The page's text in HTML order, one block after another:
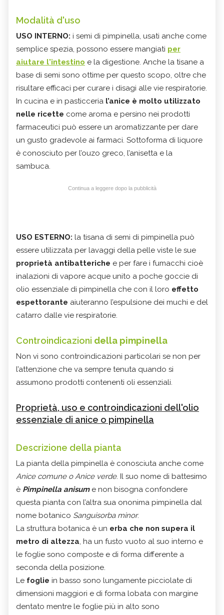
Modalità d'uso
USO INTERNO: i semi di pimpinella, usati anche come
semplice spezia, possono essere mangiati per
aiutare l'intestino e la digestione. Anche la tisane a
base di semi sono ottime per questo scopo, oltre che
risultare efficaci per curare i disagi alle vie respiratorie.
In cucina e in pasticceria l’anice è molto utilizzato
nelle ricette come aroma e persino nei prodotti
farmaceutici può essere un aromatizzante per dare
un gusto gradevole ai farmaci. Sottoforma di liquore
è conosciuto per l’ouzo greco, l’anisetta e la
sambuca.
Continua a leggere dopo la pubblicità
USO ESTERNO: la tisana di semi di pimpinella può
essere utilizzata per lavaggi della pelle viste le sue
proprietà antibatteriche e per fare i fumacchi cioè
inalazioni di vapore acque unito a poche goccie di
olio essenziale di pimpinella che con il loro effetto
espettorante aiuteranno l’espulsione dei muchi e del
catarro dalle vie respiratorie.
Controindicazioni della pimpinella
Non vi sono controindicazioni particolari se non per
l’attenzione che va sempre tenuta quando si
assumono prodotti contenenti oli essenziali.
Proprietà, uso e controindicazioni dell'olio
essenziale di anice o pimpinella
Descrizione della pianta
La pianta della pimpinella è conosciuta anche come
Anice comune o Anice verde. Il suo nome di battesimo
è Pimpinella anisume non bisogna confondere
questa pianta con l’altra sua ononima pimpinella dal
nome botanico Sanguisorba minor.
La struttura botanica è un erba che non supera il
metro di altezza, ha un fusto vuoto al suo interno e
le foglie sono composte e di forma differente a
seconda della posizione.
Le foglie in basso sono lungamente picciolate di
dimensioni maggiori e di forma lobata con margine
dentato mentre le foglie più in alto sono